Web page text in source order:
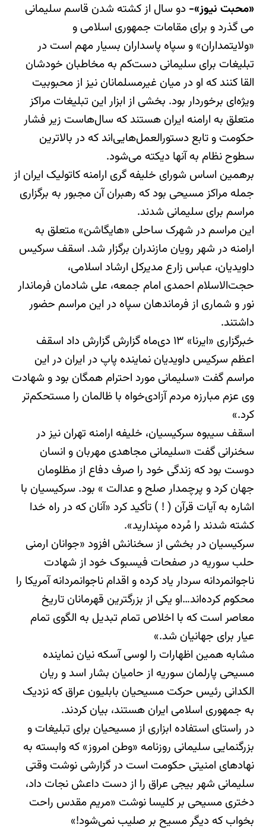
«محبت نیوز»- دو سال از کشته شدن قاسم سلیمانی
می گذرد و برای مقامات جمهوری اسلامی و
«ولایتمداران» و سپاه پاسداران بسیار مهم است در
تبلیغات برای سلیمانی دست‌کم به مخاطبان خودشان
القا کنند که او در میان غیرمسلمانان نیز از محبوبیت
ویژه‌ای برخوردار بود. بخشی از ابزار این تبلیغات مراکز
متعلق به ارامنه ایران هستند که سال‌هاست زیر فشار
حکومت و تابع دستورالعمل‌هایی‌اند که در بالاترین
سطوح نظام به آنها دیکته می‌شود.
برهمین اساس شورای خلیفه گری ارامنه کاتولیک ایران از
جمله مراکز مسیحی بود که رهبران آن مجبور به برگزاری
مراسم برای سلیمانی شدند.
این مراسم در شهرک ساحلی «هایگاشن» متعلق به
ارامنه در شهر رویان مازندران برگزار شد. اسقف سرکیس
داویدیان، عباس زارع مدیرکل ارشاد اسلامی،
حجت‌الاسلام احمدی امام جمعه، علی شادمان فرماندار
نور و شماری از فرماندهان سپاه در این مراسم حضور
داشتند.
خبرگزاری «ایرنا» ۱۳ دی‌ماه گزارش گزارش داد اسقف
اعظم سرکیس داویدیان نماینده پاپ در ایران در این
مراسم گفت «سلیمانی مورد احترام همگان بود و شهادت
وی عزم مبارزه مردم آزادی‌خواه با ظالمان را مستحکم‌تر
کرد.»
اسقف سیبوه سرکیسیان، خلیفه ارامنه تهران نیز در
سخنرانی گفت «سلیمانی مجاهدی مهربان و انسان
دوست بود که زندگی خود را صرف دفاع از مظلومان
جهان کرد و پرچمدار صلح و عدالت » بود. سرکیسیان با
اشاره به آیات قرآن ( ! ) تأکید کرد «آنان که در راه خدا
کشته شدند را مُرده مپندارید».
سرکیسیان در بخشی از سخنانش افزود «جوانان ارمنی
حلب سوریه در صفحات فیسبوک خود از شهادت
ناجوانمردانه سردار یاد کرده و اقدام ناجوانمردانه آمریکا را
محکوم کرده‌اند…او یکی از بزرگترین قهرمانان تاریخ
معاصر است که با اخلاص تمام تبدیل به الگوی تمام
عیار برای جهانیان شد.»
مشابه همین اظهارات را لوسی آسکه نیان نماینده
مسیحی پارلمان سوریه از حامیان بشار اسد و ریان
الکدانی رئیس حرکت مسیحیان بابلیون عراق که نزدیک
به جمهوری اسلامی ایران هستند، بیان کردند.
در راستای استفاده ابزاری از مسیحیان برای تبلیغات و
بزرگنمایی سلیمانی روزنامه «وطن امروز» که وابسته به
نهادهای امنیتی حکومت است در گزارشی نوشت وقتی
سلیمانی شهر بیجی عراق را از دست داعش نجات داد،
دختری مسیحی بر کلیسا نوشت «مریم مقدس راحت
بخواب که دیگر مسیح بر صلیب نمی‌شود!»